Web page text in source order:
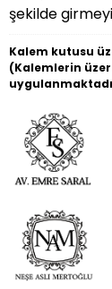
şekilde
Kalem kutusu
(Kalemlerin